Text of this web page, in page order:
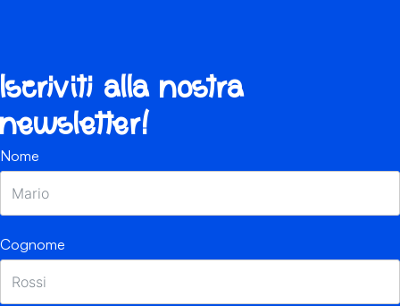
Iscriviti alla nostra
newsletter!
Nome
Cognome